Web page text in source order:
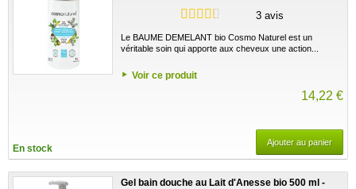
3 avis
Le BAUME DEMELANT bio Cosmo Naturel est un
véritable soin qui apporte aux cheveux une action...
Voir ce produit
14,22 €
En stock
Ajouter au panier
Gel bain douche au Lait d'Anesse bio 500 ml -